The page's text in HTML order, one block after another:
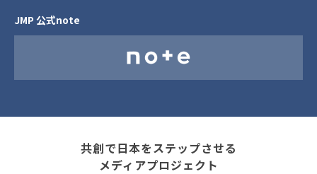
JMP 公式note
共創で日本をステップさせる
メディアプロジェクト